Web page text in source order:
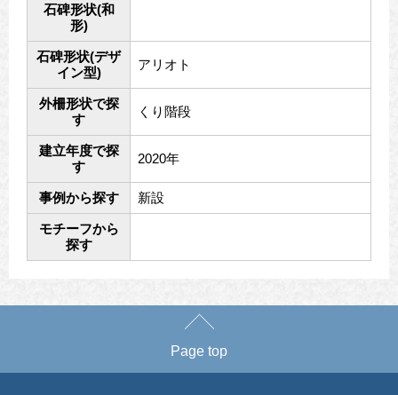
石碑形状(和
形)
石碑形状(デザ
イン型)
アリオト
外柵形状で探
す
くり階段
建立年度で探
す
2020年
事例から探す 新設
モチーフから
探す
Page top